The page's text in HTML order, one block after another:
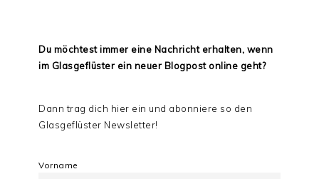
Du möchtest immer eine Nachricht erhalten, wenn
im Glasgeflüster ein neuer Blogpost online geht?
Dann trag dich hier ein und abonniere so den
Glasgeflüster Newsletter!
Vorname